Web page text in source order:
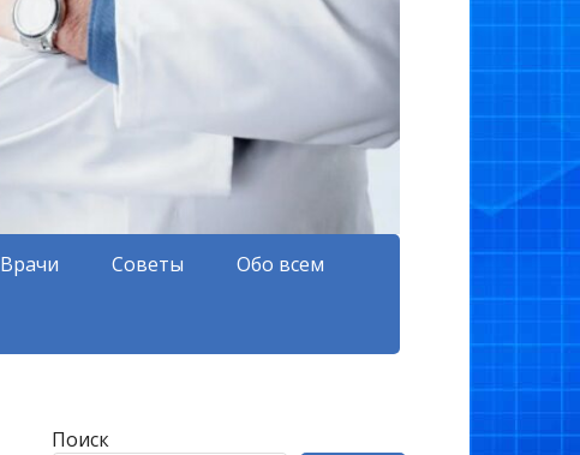
Врачи Советы Обо всем
Поиск